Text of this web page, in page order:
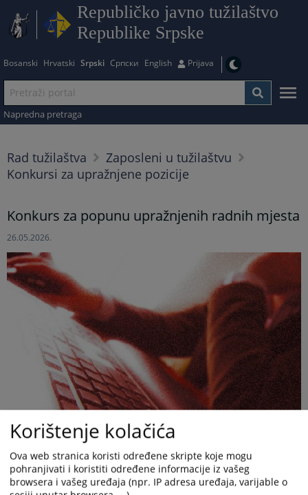
Republičko javno tužilaštvo
Republike Srpske
Bosanski Hrvatski Srpski Српски English Prijava
Napredna pretraga
Rad tužilaštva
Zaposleni u tužilaštvu
Konkursi za upražnjene pozicije
Konkurs za popunu upražnjenih radnih mjesta
26.05.2026.
Korištenje kolačića
Ova web stranica koristi određene skripte koje mogu
pohranjivati i koristiti određene informacije iz vašeg
browsera i vašeg uređaja (npr. IP adresa uređaja, varijable o